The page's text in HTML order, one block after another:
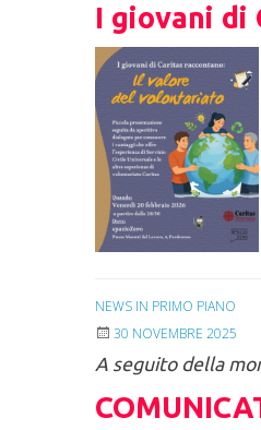
I giovani di
NEWS IN PRIMO PIANO
30 NOVEMBRE 2025
A seguito della